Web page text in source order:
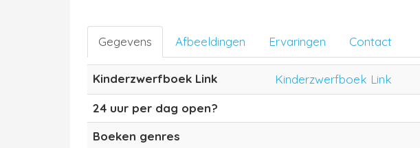
Gegevens Afbeeldingen Ervaringen Contact
Kinderzwerfboek Link
Kinderzwerfboek Link
24 uur per dag open?
Boeken genres